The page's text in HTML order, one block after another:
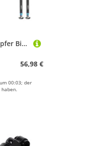
HEZHANG Fahrrad DäMpfer Bike Hinten Stoßdämpfer Suspension 120 125 150 165 185 190 200mm Fahrrad Hydraulische(190mm-750 LBS)
56,98 €
00:03; der